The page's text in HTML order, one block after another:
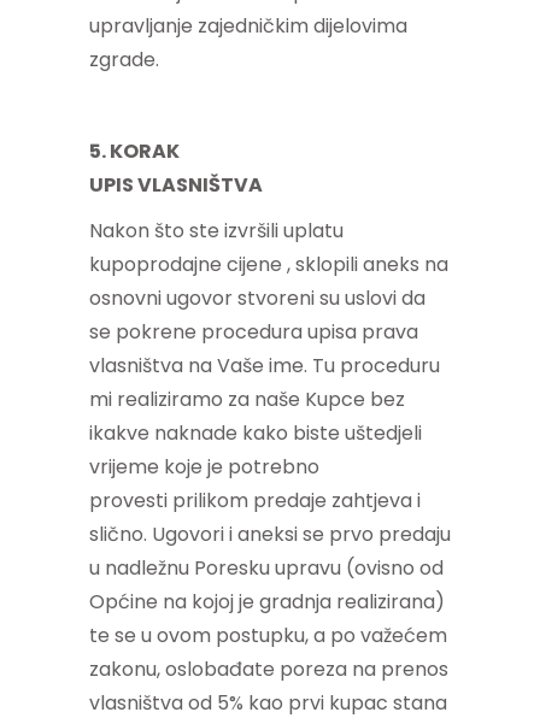
upravljanje zajedničkim dijelovima
zgrade.
5. KORAK
UPIS VLASNIŠTVA
Nakon što ste izvršili uplatu
kupoprodajne cijene , sklopili aneks na
osnovni ugovor stvoreni su uslovi da
se pokrene procedura upisa prava
vlasništva na Vaše ime. Tu proceduru
mi realiziramo za naše Kupce bez
ikakve naknade kako biste uštedjeli
vrijeme koje je potrebno
provesti prilikom predaje zahtjeva i
slično. Ugovori i aneksi se prvo predaju
u nadležnu Poresku upravu (ovisno od
Općine na kojoj je gradnja realizirana)
te se u ovom postupku, a po važećem
zakonu, oslobađate poreza na prenos
vlasništva od 5% kao prvi kupac stana